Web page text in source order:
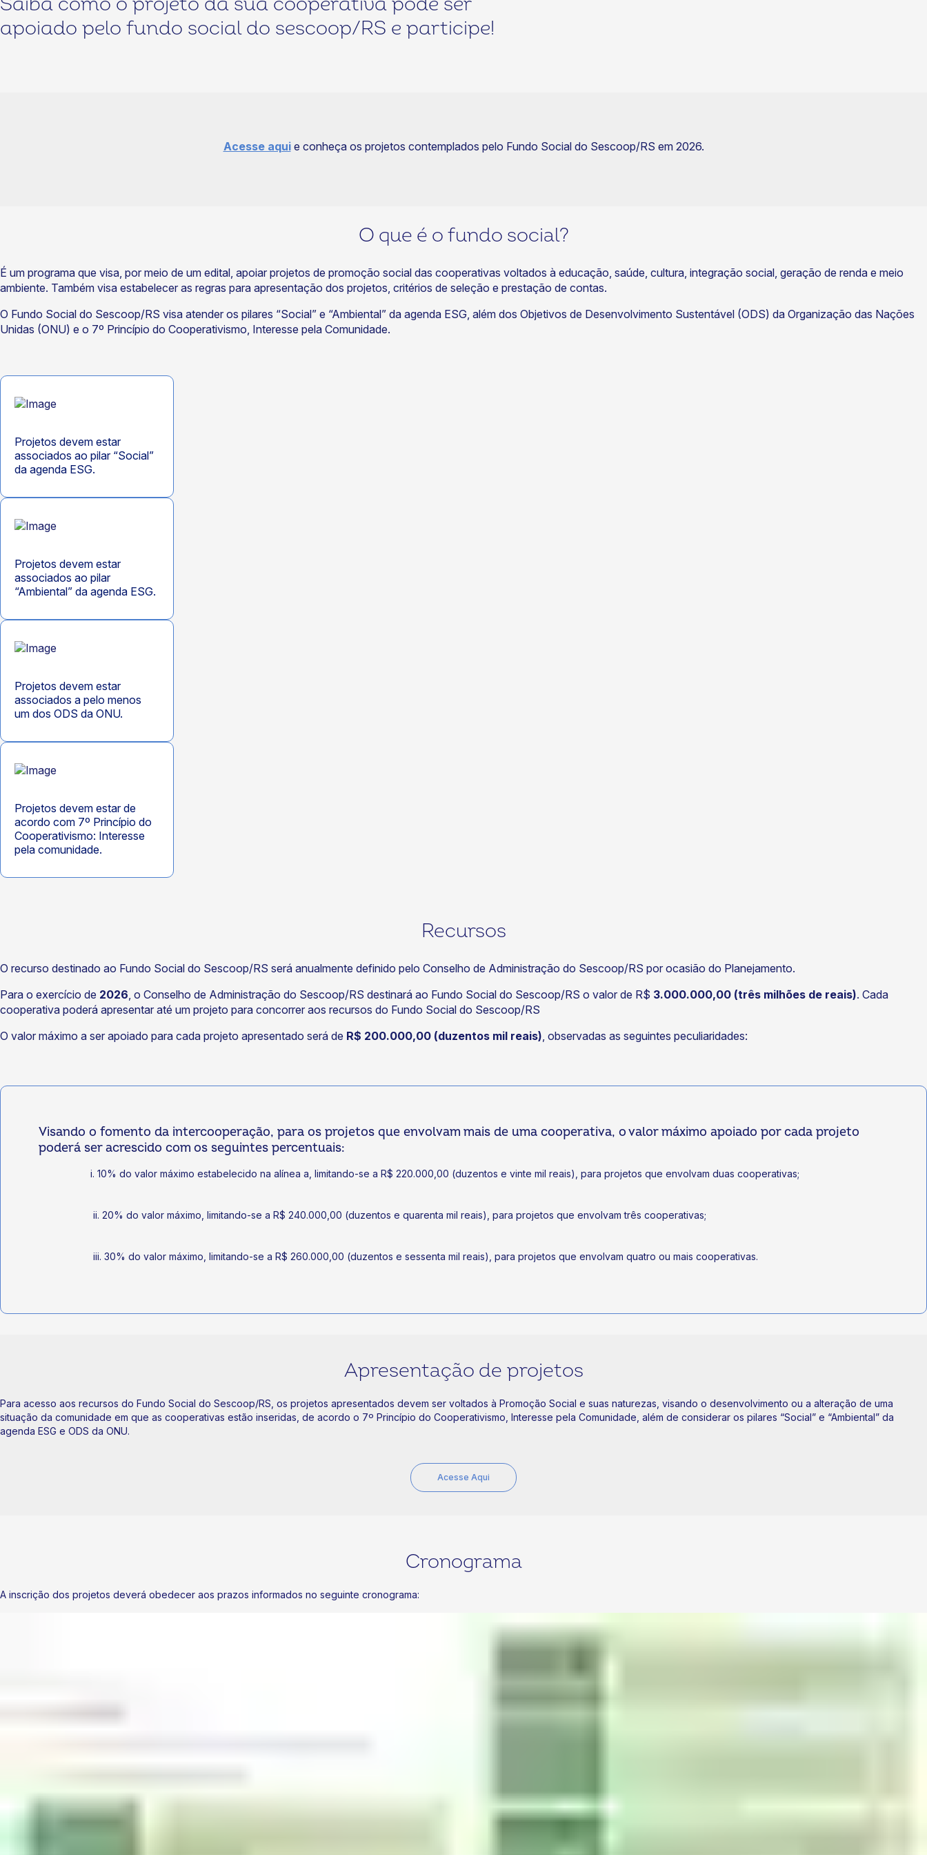
apoiado pelo fundo social do sescoop/RS e participe!
Acesse aquie conheça os projetos contemplados pelo Fundo Social do Sescoop/RS em 2026.
O que é o fundo social?
É um programa que visa, por meio de um edital, apoiar projetos de promoção social das cooperativas voltados à educação, saúde, cultura, integração social, geração de renda e meio
ambiente. Também visa estabelecer as regras para apresentação dos projetos, critérios de seleção e prestação de contas.
O Fundo Social do Sescoop/RS visa atender os pilares “Social” e “Ambiental” da agenda ESG, além dos Objetivos de Desenvolvimento Sustentável (ODS) da Organização das Nações
Unidas (ONU) e o 7º Princípio do Cooperativismo, Interesse pela Comunidade.
Projetos devem estar
associados ao pilar “Social”
da agenda ESG.
Projetos devem estar
associados ao pilar
“Ambiental” da agenda ESG.
Projetos devem estar
associados a pelo menos
um dos ODS da ONU.
Projetos devem estar de
acordo com 7º Princípio do
Cooperativismo: Interesse
pela comunidade.
Recursos
O recurso destinado ao Fundo Social do Sescoop/RS será anualmente definido pelo Conselho de Administração do Sescoop/RS por ocasião do Planejamento.
Para o exercício de 2026, o Conselho de Administração do Sescoop/RS destinará ao Fundo Social do Sescoop/RS o valor de R$ 3.000.000,00 (três milhões de reais). Cada
cooperativa poderá apresentar até um projeto para concorrer aos recursos do Fundo Social do Sescoop/RS
O valor máximo a ser apoiado para cada projeto apresentado será de R$ 200.000,00 (duzentos mil reais), observadas as seguintes peculiaridades:
Visando o fomento da intercooperação, para os projetos que envolvam mais de uma cooperativa, o valor máximo apoiado por cada projeto
poderá ser acrescido com os seguintes percentuais:
i. 10% do valor máximo estabelecido na alínea a, limitando-se a R$ 220.000,00 (duzentos e vinte mil reais), para projetos que envolvam duas cooperativas;
ii. 20% do valor máximo, limitando-se a R$ 240.000,00 (duzentos e quarenta mil reais), para projetos que envolvam três cooperativas;
iii. 30% do valor máximo, limitando-se a R$ 260.000,00 (duzentos e sessenta mil reais), para projetos que envolvam quatro ou mais cooperativas.
Apresentação de projetos
Para acesso aos recursos do Fundo Social do Sescoop/RS, os projetos apresentados devem ser voltados à Promoção Social e suas naturezas, visando o desenvolvimento ou a alteração de uma
situação da comunidade em que as cooperativas estão inseridas, de acordo o 7º Princípio do Cooperativismo, Interesse pela Comunidade, além de considerar os pilares “Social” e “Ambiental” da
agenda ESG e ODS da ONU.
Acesse Aqui
Cronograma
A inscrição dos projetos deverá obedecer aos prazos informados no seguinte cronograma: